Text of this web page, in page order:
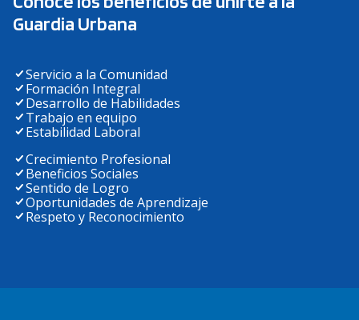
Guardia Urbana
Servicio a la Comunidad
Formación Integral
Desarrollo de Habilidades
Trabajo en equipo
Estabilidad Laboral
Crecimiento Profesional
Beneficios Sociales
Sentido de Logro
Oportunidades de Aprendizaje
Respeto y Reconocimiento